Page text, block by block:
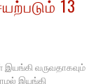
13
இயங்கி வருவதாகவும்
இயங்கி